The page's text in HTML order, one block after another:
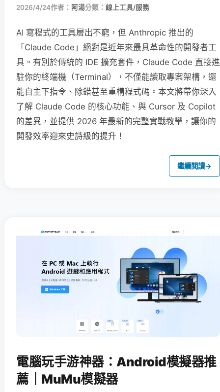
2026/4/24作者： 阿湯分類： 線上工具/服務
AI 寫程式的工具層出不窮，但 Anthropic 推出的
「Claude Code」絕對是近年來最具革命性的開發者工
具。有別於傳統的 IDE 擴充套件，Claude Code 直接進
駐你的終端機（Terminal），不僅能讀取專案架構，還
能自主下指令、除錯甚至重構程式碼。本文將帶你深入
了解 Claude Code 的核心功能、與 Cursor 及 Copilot
的差異，並提供 2026 年最新的完整實戰教學，讓你的
開發效率迎來史詩級的提升！
繼續閱讀→
電腦玩手游神器：Android模擬器推
薦｜MuMu模擬器